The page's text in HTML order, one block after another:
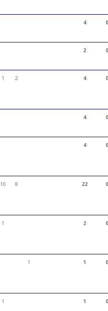
4 0
2 0
1 2 4 0
4 0
4 0
10 8 22 0
1 2 0
1 1 0
1 1 0